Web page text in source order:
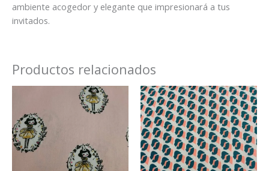
ambiente acogedor y elegante que impresionará a tus
invitados.
Productos relacionados